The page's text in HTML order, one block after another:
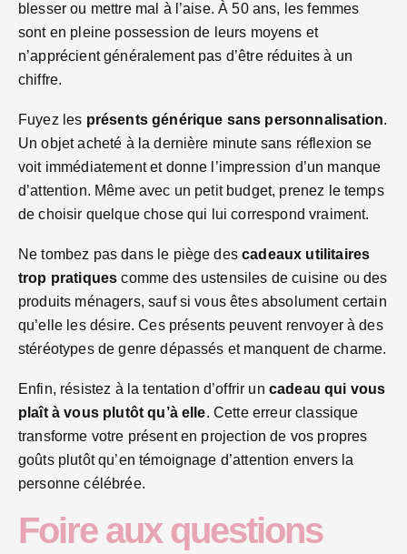
blesser ou mettre mal à l’aise. À 50 ans, les femmes
sont en pleine possession de leurs moyens et
n’apprécient généralement pas d’être réduites à un
chiffre.
Fuyez les présents générique sans personnalisation.
Un objet acheté à la dernière minute sans réflexion se
voit immédiatement et donne l’impression d’un manque
d’attention. Même avec un petit budget, prenez le temps
de choisir quelque chose qui lui correspond vraiment.
Ne tombez pas dans le piège descadeaux utilitaires
trop pratiques comme des ustensiles de cuisine ou des
produits ménagers, sauf si vous êtes absolument certain
qu’elle les désire. Ces présents peuvent renvoyer à des
stéréotypes de genre dépassés et manquent de charme.
Enfin, résistez à la tentation d’offrir un cadeau qui vous
plaît à vous plutôt qu’à elle. Cette erreur classique
transforme votre présent en projection de vos propres
goûts plutôt qu’en témoignage d’attention envers la
personne célébrée.
Foire aux questions